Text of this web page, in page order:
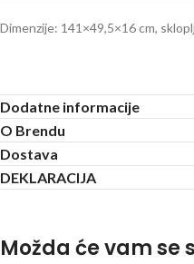
Dimenzije: 141×49,5×16 cm,
Dodatne informacije
O Brendu
Dostava
DEKLARACIJA
Možda će vam se